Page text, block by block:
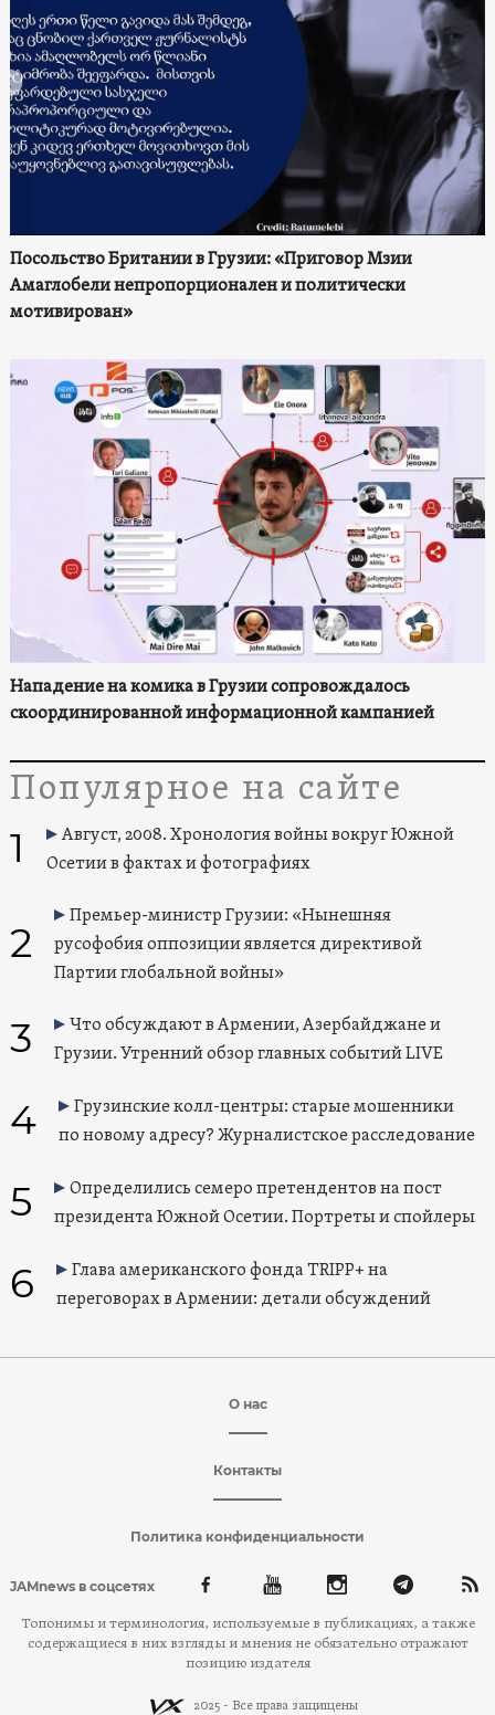
Посольство Британии в Грузии: «Приговор Мзии
Амаглобели непропорционален и политически
мотивирован»
Нападение на комика в Грузии сопровождалось
скоординированной информационной кампанией
Популярное на сайте
1
Август, 2008. Хронология войны вокруг Южной
Осетии в фактах и фотографиях
2
Премьер-министр Грузии: «Нынешняя
русофобия оппозиции является директивой
Партии глобальной войны»
3
Что обсуждают в Армении, Азербайджане и
Грузии. Утренний обзор главных событий LIVE
4
Грузинские колл-центры: старые мошенники
по новому адресу? Журналистское расследование
5
Определились семеро претендентов на пост
президента Южной Осетии. Портреты и спойлеры
6
Глава американского фонда TRIPP+ на
переговорах в Армении: детали обсуждений
О нас
Контакты
Политика конфиденциальности
JAMnews в соцсетях
Топонимы и терминология, используемые в публикациях, а также
содержащиеся в них взгляды и мнения не обязательно отражают
позицию издателя
2025 - Все права защищены